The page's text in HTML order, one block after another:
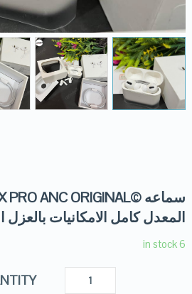
المعدل كامل الامكانيات بالعزل
6 in stock